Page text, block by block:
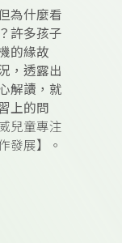
為什麼看
許多孩子
的緣故
，透露出
解讀，就
上的問
兒童專注
發展】。